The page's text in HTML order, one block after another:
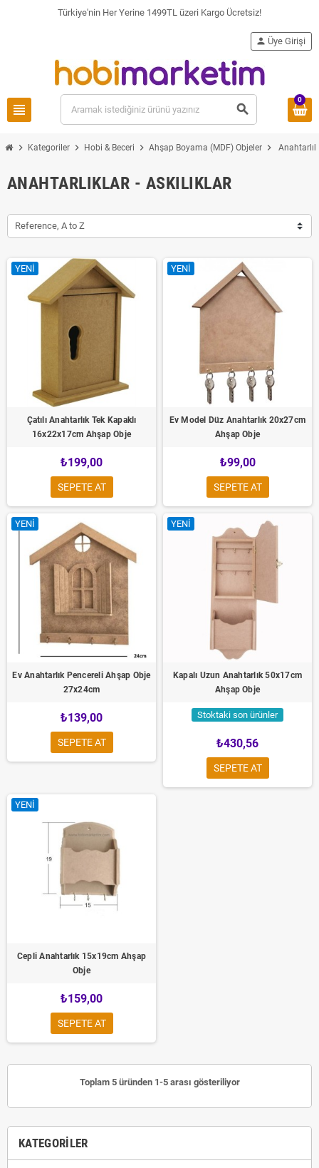
Türkiye'nin Her Yerine 1499TL üzeri Kargo Ücretsiz!
view_headline search
person Üye Girişi
0
chevron_right Kategoriler chevron_right Hobi & Beceri chevron_right Ahşap Boyama (MDF) Objeler chevron_right
KATEGORILER
ANAHTARLIKLAR - ASKILIKLAR
Reference, A to Z
YENI
Çatılı Anahtarlık Tek Kapaklı
16x22x17cm Ahşap Obje
₺199,00
SEPETE AT
YENI
Ev Model Düz Anahtarlık 20x27cm
Ahşap Obje
₺99,00
SEPETE AT
YENI
Ev Anahtarlık Pencereli Ahşap Obje
27x24cm
₺139,00
SEPETE AT
YENI
Kapalı Uzun Anahtarlık 50x17cm
Ahşap Obje
Stoktaki son ürünler
₺430,56
SEPETE AT
YENI
Cepli Anahtarlık 15x19cm Ahşap
Obje
₺159,00
SEPETE AT
Toplam 5 üründen 1-5 arası gösteriliyor